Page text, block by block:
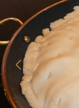
Händler
Kontakt
lecker
der